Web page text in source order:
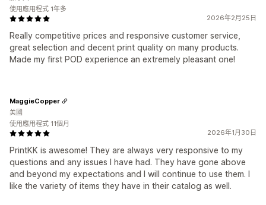
2026年2月25日
Really competitive prices and responsive customer service,
great selection and decent print quality on many products.
Made my first POD experience an extremely pleasant one!
使用應用程式 1年多
2026年1月30日
PrintKK is awesome! They are always very responsive to my
questions and any issues I have had. They have gone above
and beyond my expectations and I will continue to use them. I
like the variety of items they have in their catalog as well.
MaggieCopper
美國
使用應用程式 11個月